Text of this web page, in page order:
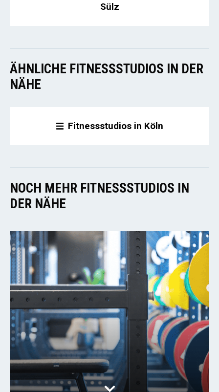
Sülz
ÄHNLICHE FITNESSSTUDIOS IN DER
NÄHE
Fitnessstudios in Köln
NOCH MEHR FITNESSSTUDIOS IN
DER NÄHE